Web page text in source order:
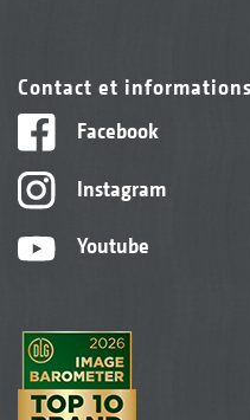
Contact et informations
Facebook
Instagram
Youtube